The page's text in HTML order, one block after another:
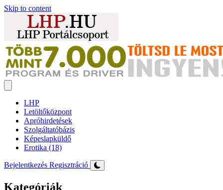
Skip to content
LHP
Letöltőközpont
Apróhirdetések
Szolgáltatóbázis
Képeslapküldő
Erotika (18)
Bejelentkezés Regisztráció
Kategóriák